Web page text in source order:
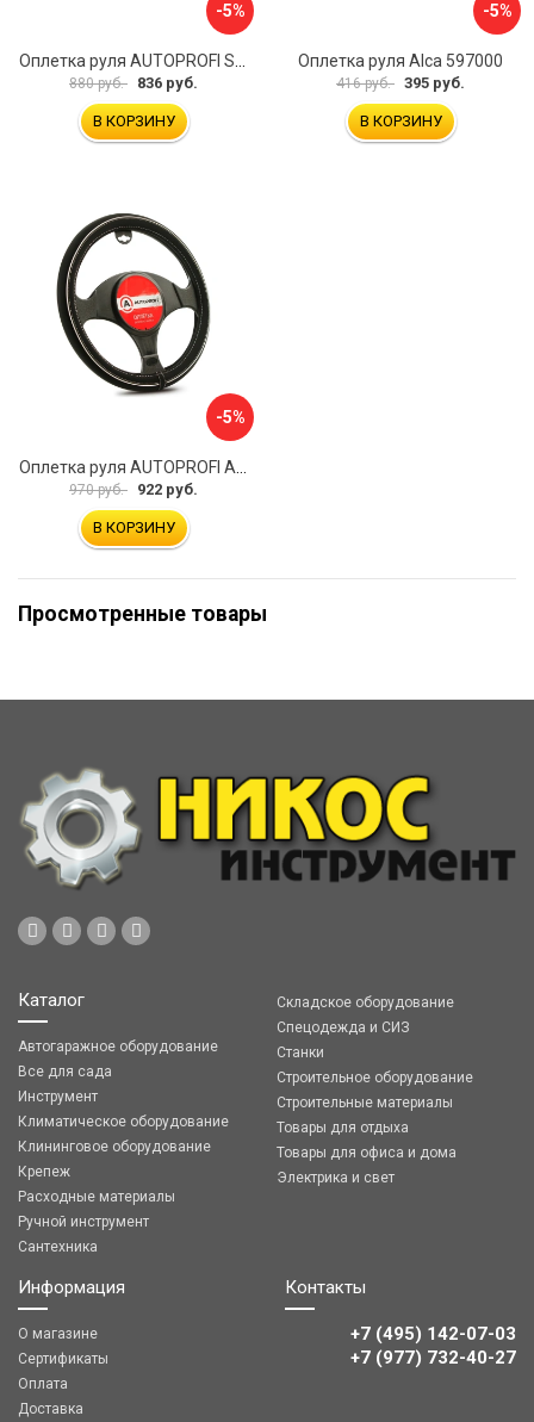
-5%
880 руб. 836 руб.
В КОРЗИНУ
-5%
Оплетка руля Alca 597000
416 руб. 395 руб.
В КОРЗИНУ
-5%
970 руб. 922 руб.
В КОРЗИНУ
Просмотренные товары
Каталог
Автогаражное оборудование
Все для сада
Инструмент
Климатическое оборудование
Клининговое оборудование
Крепеж
Расходные материалы
Ручной инструмент
Сантехника
Складское оборудование
Спецодежда и СИЗ
Станки
Строительное оборудование
Строительные материалы
Товары для отдыха
Товары для офиса и дома
Электрика и свет
Информация
О магазине
Сертификаты
Оплата
Доставка
Контакты
+7 (495) 142-07-03
‎‎+7 (977) 732-40-27